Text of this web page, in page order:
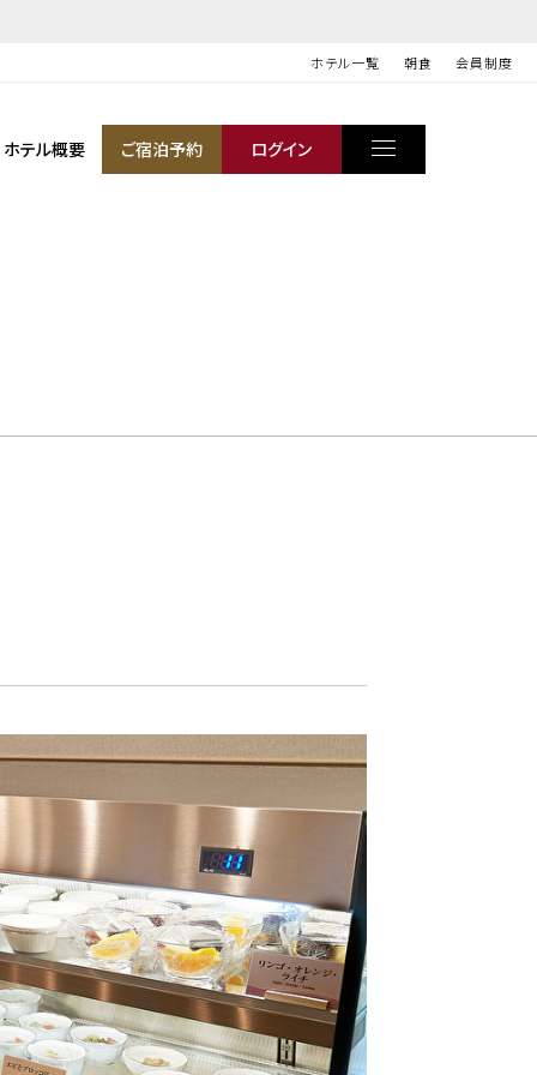
ホテル一覧 朝食 会員制度
ホテル概要 ご宿泊予約 ログイン